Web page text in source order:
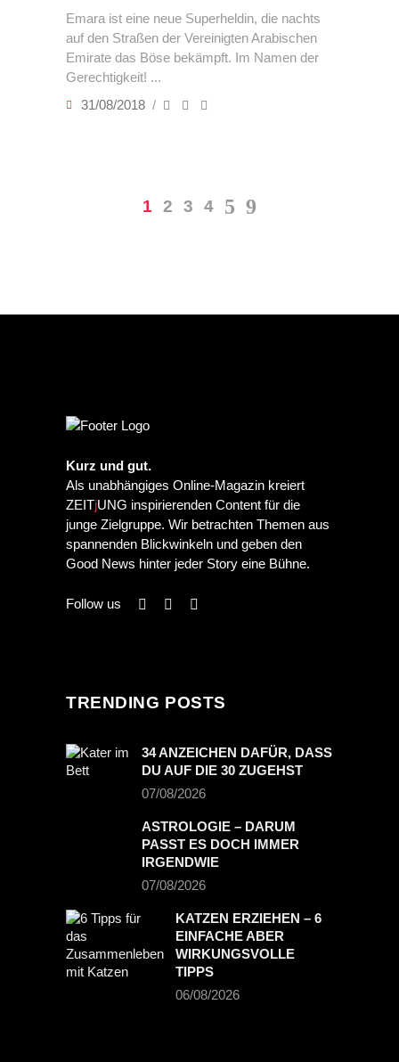
Emara ist eine neue Superheldin, die nachts
auf den Straßen der Vereinigten Arabischen
Emirate das Böse bekämpft. Im Namen der
Gerechtigkeit!
31/08/2018
1 2 3 4
Kurz und gut.
Als unabhängiges Online-Magazin kreiert
ZEITjUNG inspirierenden Content für die
junge Zielgruppe. Wir betrachten Themen aus
spannenden Blickwinkeln und geben den
Good News hinter jeder Story eine Bühne.
Follow us
TRENDING POSTS
34 ANZEICHEN DAFÜR, DASS
DU AUF DIE 30 ZUGEHST
07/08/2026
ASTROLOGIE – DARUM
PASST ES DOCH IMMER
IRGENDWIE
07/08/2026
KATZEN ERZIEHEN – 6
EINFACHE ABER
WIRKUNGSVOLLE
TIPPS
06/08/2026